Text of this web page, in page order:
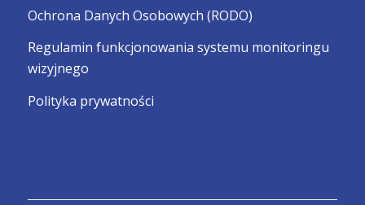
Ochrona Danych Osobowych (RODO)
Regulamin funkcjonowania systemu monitoringu
wizyjnego
Polityka prywatności